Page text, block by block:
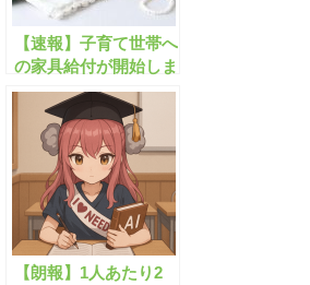
【速報】子育て世帯へ
の家具給付が開始しま
す！
【朗報】1人あたり2